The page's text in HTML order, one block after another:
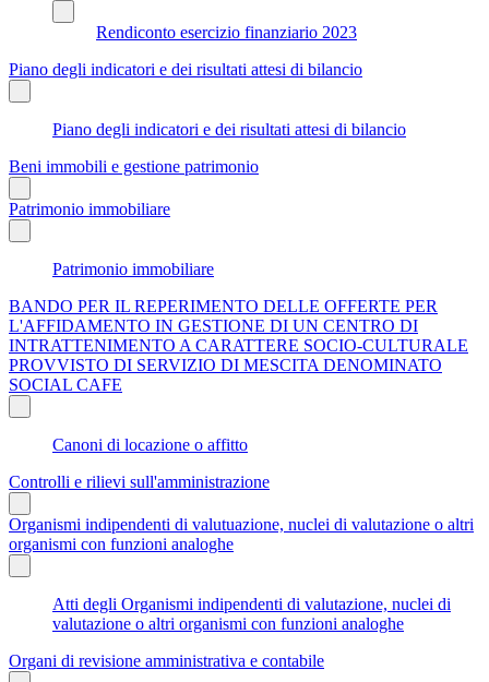
Rendiconto esercizio finanziario 2023
Piano degli indicatori e dei risultati attesi di bilancio
Piano degli indicatori e dei risultati attesi di bilancio
Beni immobili e gestione patrimonio
Patrimonio immobiliare
Patrimonio immobiliare
BANDO PER IL REPERIMENTO DELLE OFFERTE PER
L'AFFIDAMENTO IN GESTIONE DI UN CENTRO DI
INTRATTENIMENTO A CARATTERE SOCIO-CULTURALE
PROVVISTO DI SERVIZIO DI MESCITA DENOMINATO
SOCIAL CAFE
Canoni di locazione o affitto
Controlli e rilievi sull'amministrazione
Organismi indipendenti di valutuazione, nuclei di valutazione o altri
organismi con funzioni analoghe
Atti degli Organismi indipendenti di valutazione, nuclei di
valutazione o altri organismi con funzioni analoghe
Organi di revisione amministrativa e contabile